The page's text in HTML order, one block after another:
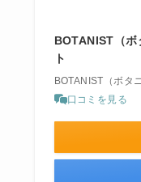
BOTANIST（ボ
ト
BOTANIST（ボタ
口コミを見る